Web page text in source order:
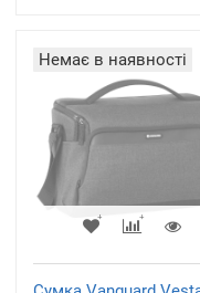
Немає в наявності